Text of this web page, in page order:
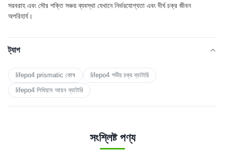
সরবরাহ এবং সৌর শক্তি সঞ্চয় ব্যবস্থা যেখানে নির্ভরযোগ্যতা এবং দীর্ঘ চক্র জীবন
অপরিহার্য।
ট্যাগ
lifepo4 prismatic কোষ
lifepo4 গভীর চক্র ব্যাটারি
lifepo4 লিথিয়াম আয়ন ব্যাটারি
সংশ্লিষ্ট পণ্য